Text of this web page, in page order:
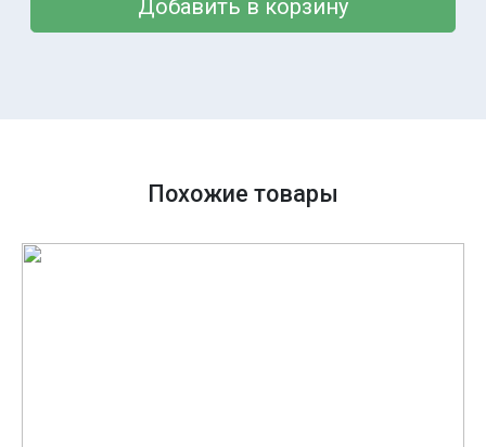
Добавить в корзину
Похожие товары